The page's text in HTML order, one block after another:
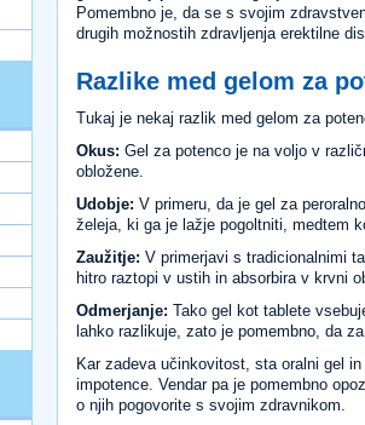
Pomembno je, da se s svojim
drugih možnostih zdravljenja erektilne
Razlike med gelom za
Tukaj je nekaj razlik med gelom za
Okus: Gel za potenco je na voljo v
obložene.
Udobje: V primeru, da je gel za
želeja, ki ga je lažje pogoltniti, medtem
Zaužitje: V primerjavi s tradicionalnimi
hitro raztopi v ustih in absorbira v krvni
Odmerjanje: Tako gel kot tablete
lahko razlikuje, zato je pomembno, da
Kar zadeva učinkovitost, sta oralni gel
impotence. Vendar pa je pomembno
o njih pogovorite s svojim zdravnikom.